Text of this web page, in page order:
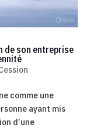
de son entreprise
comme une
ayant mis
d’une